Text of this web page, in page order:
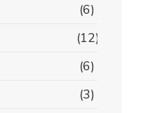
(6)
(12)
(6)
(3)